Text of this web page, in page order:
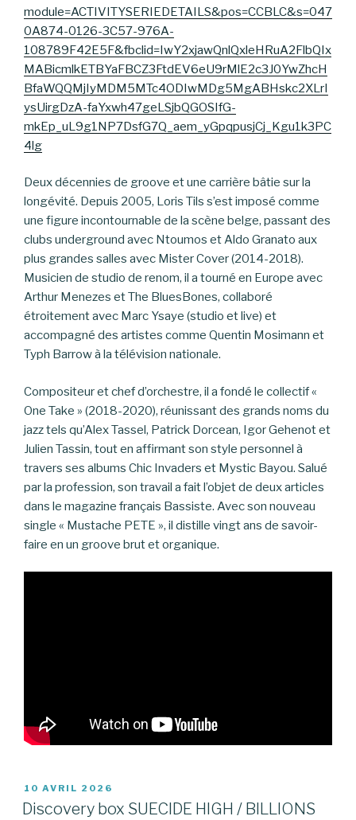
module=ACTIVITYSERIEDETAILS&pos=CCBLC&s=047
0A874-0126-3C57-976A-
108789F42E5F&fbclid=IwY2xjawQnlQxleHRuA2FlbQIx
MABicmlkETBYaFBCZ3FtdEV6eU9rMlE2c3J0YwZhcH
BfaWQQMjIyMDM5MTc4ODIwMDg5MgABHskc2XLrI
ysUirgDzA-faYxwh47geLSjbQGOSIfG-
mkEp_uL9g1NP7DsfG7Q_aem_yGpqpusjCj_Kgu1k3PC
4lg
Deux décennies de groove et une carrière bâtie sur la
longévité. Depuis 2005, Loris Tils s’est imposé comme
une figure incontournable de la scène belge, passant des
clubs underground avec Ntoumos et Aldo Granato aux
plus grandes salles avec Mister Cover (2014-2018).
Musicien de studio de renom, il a tourné en Europe avec
Arthur Menezes et The BluesBones, collaboré
étroitement avec Marc Ysaye (studio et live) et
accompagné des artistes comme Quentin Mosimann et
Typh Barrow à la télévision nationale.
Compositeur et chef d’orchestre, il a fondé le collectif «
One Take » (2018-2020), réunissant des grands noms du
jazz tels qu’Alex Tassel, Patrick Dorcean, Igor Gehenot et
Julien Tassin, tout en affirmant son style personnel à
travers ses albums Chic Invaders et Mystic Bayou. Salué
par la profession, son travail a fait l’objet de deux articles
dans le magazine français Bassiste. Avec son nouveau
single « Mustache PETE », il distille vingt ans de savoir-
faire en un groove brut et organique.
PUBLIÉ
LE
10 AVRIL 2026
Discovery box SUECIDE HIGH / BILLIONS